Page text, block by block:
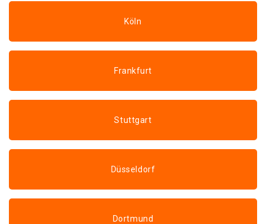
Köln
Frankfurt
Stuttgart
Düsseldorf
Dortmund